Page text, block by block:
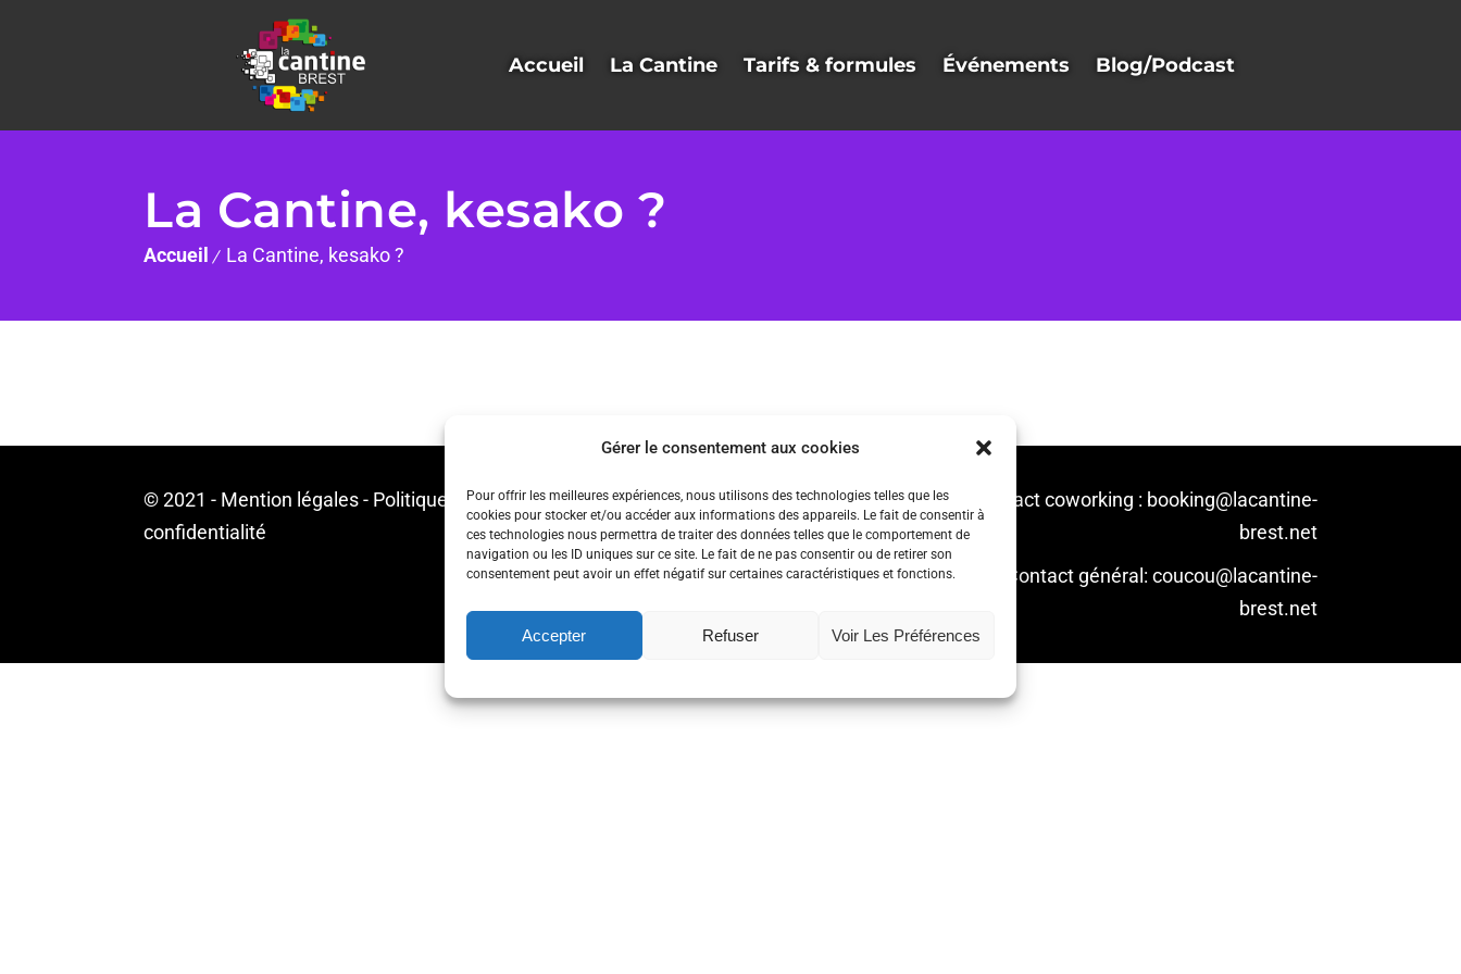
Gérer le consentement aux cookies
Pour offrir les meilleures expériences, nous utilisons des technologies telles que les
cookies pour stocker et/ou accéder aux informations des appareils. Le fait de consentir à
ces technologies nous permettra de traiter des données telles que le comportement de
navigation ou les ID uniques sur ce site. Le fait de ne pas consentir ou de retirer son
consentement peut avoir un effet négatif sur certaines caractéristiques et fonctions.
Accepter Refuser Voir Les Préférences
Accueil La Cantine Tarifs & formules Événements Blog/Podcast
La Cantine, kesako ?
Accueil La Cantine, kesako ?
© 2021 - Mention légales- Politique de
confidentialité
Contact coworking : booking@lacantine-
brest.net
Contact général: coucou@lacantine-
brest.net